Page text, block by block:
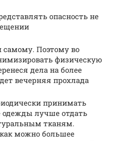
опасность не
самому. Поэтому во
физическую
дела на более
вечерняя прохлада
принимать
лучше отдать
тканям.
можно большее